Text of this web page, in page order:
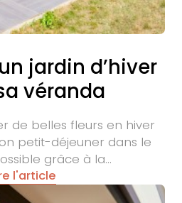
jardin d’hiver
véranda
de belles fleurs en hiver
petit-déjeuner dans le
grâce à la…
l'article